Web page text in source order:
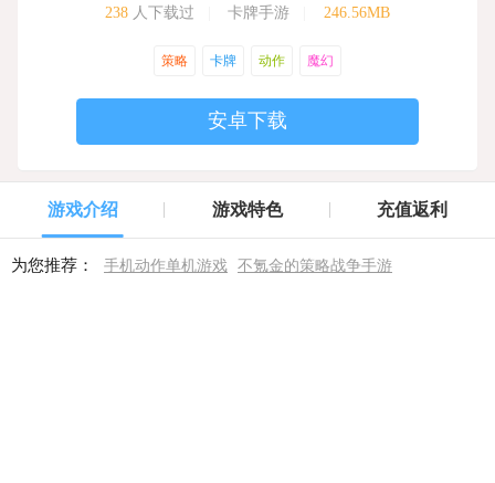
238 人下载过 卡牌手游 246.56MB
策略 卡牌 动作 魔幻
安卓下载
游戏介绍 游戏特色 充值返利
为您推荐： 手机动作单机游戏 不氪金的策略战争手游